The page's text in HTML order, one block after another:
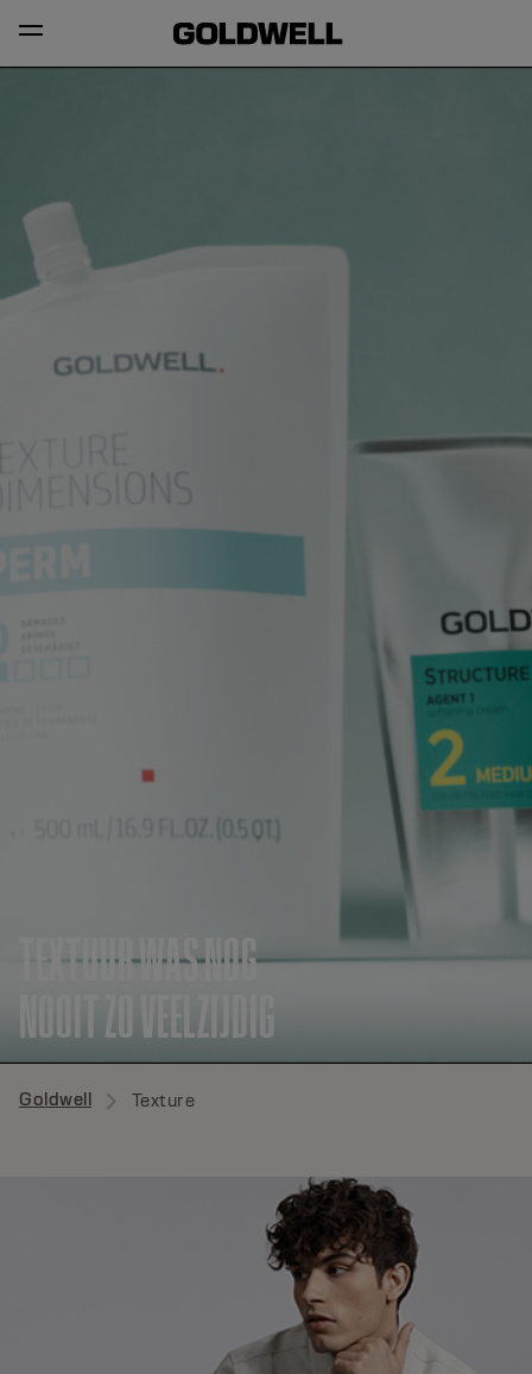
TEXTUUR WAS NOG
NOOIT ZO VEELZIJDIG
Goldwell Texture